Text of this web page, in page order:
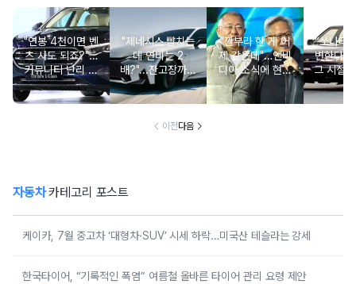
"연봉 4천이면 벤
츠 사도 되죠?"…
커뮤니티 난리 난
'현실적 수입차' 보
니
"제네시스 뺨치는
데 연비는 2
배?"...잔고장까지
없는 신차에 '이럴
수가'
"깐부라 한 게 어
제 같은데"…엔비
디아 소식에 현대
차 '초위기 상황'
“쏘나타
변한다
그 시절
고 소식
오너들
이전다음
자동차카테고리 포스트
케이카, 7월 중고차 ‘대형차·SUV’ 시세 하락…미국산 테슬라는 강세
한국타이어, “기록적인 폭염” 여름철 올바른 타이어 관리 요령 제안